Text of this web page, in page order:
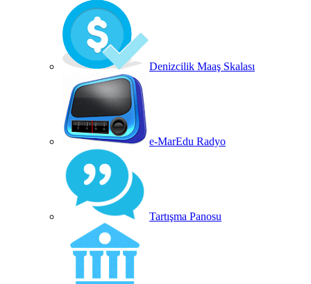
Denizcilik Maaş Skalası
e-MarEdu Radyo
Tartışma Panosu